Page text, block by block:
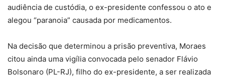
audiência de custódia, o ex-presidente confessou o ato e
alegou “paranoia” causada por medicamentos.
Na decisão que determinou a prisão preventiva, Moraes
citou ainda uma vigília convocada pelo senador Flávio
Bolsonaro (PL-RJ), filho do ex-presidente, a ser realizada